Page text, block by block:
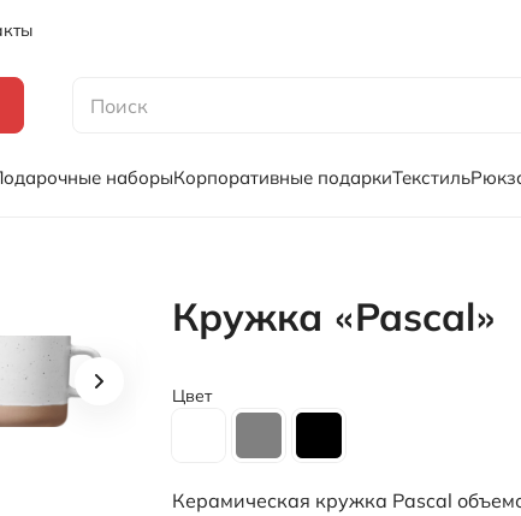
наборыКорпоративные подаркиТекстиль
Кружка «Pascal»
Цвет
Керамическая кружка Pascal